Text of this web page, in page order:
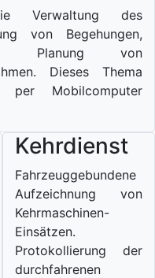
Verwaltung des
von Begehungen,
Planung von
Dieses Thema
per Mobilcomputer
Kehrdienst
Fahrzeuggebundene
Aufzeichnung von
Kehrmaschinen-
Einsätzen.
Protokollierung der
durchfahrenen